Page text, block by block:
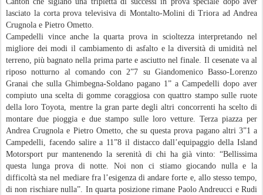
lasciato la corta prova televisiva di Montalto-Molini di Triora ad Andrea
Crugnola e Pietro Ometto.
Campedelli vince anche la quarta prova in scioltezza interpretando nel
migliore dei modi il cambiamento di asfalto e la diversità di umidità nel
terreno, più bagnato nella prima parte e asciutto nel finale. Il cesenate va al
riposo notturno al comando con 2”7 su Giandomenico Basso-Lorenzo
Granai che sulla Ghimbegna-Soldano pagano 1” a Campedelli dopo aver
compiuto una scelta di gomme coraggiosa con quattro stampo sulle ruote
della loro Toyota, mentre la gran parte degli altri concorrenti ha scelto di
montare due pioggia e due stampo sulle loro vetture. Terza piazza per
Andrea Crugnola e Pietro Ometto, che su questa prova pagano altri 3”1 a
Campedelli, facendo salire a 11”8 il distacco dall’equipaggio della Island
Motorsport pur mantenendo la serenità di chi ha già vinto: “Bellissima
questa lunga prova di notte. Noi non ci stiamo giocando nulla e la
difficoltà sta nel mediare fra l’esigenza di andare forte e, allo stesso tempo,
di non rischiare nulla”. In quarta posizione rimane Paolo Andreucci e Rudi